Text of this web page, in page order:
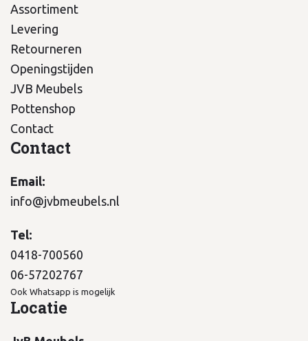
Assortiment
Levering
Retourneren
Openingstijden
JVB Meubels
Pottenshop
Contact
Contact
Email:
info@jvbmeubels.nl
Tel:
0418-700560
06-57202767
Ook Whatsapp is mogelijk
Locatie